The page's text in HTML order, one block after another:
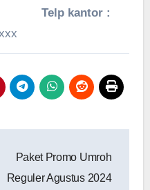
Telp kantor :
Paket Promo Umroh
Reguler Agustus 2024